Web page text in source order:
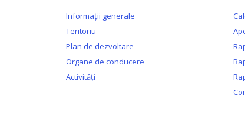
Informații generale
Teritoriu
Plan de dezvoltare
Organe de conducere
Activități